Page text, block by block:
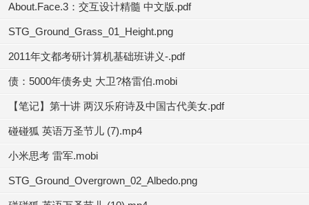
About.Face.3：交互设计精髓 中文版.pdf
STG_Ground_Grass_01_Height.png
2011年文都考研计算机基础班讲义-.pdf
债：5000年债务史 大卫?格雷伯.mobi
【笔记】第十讲 两汉乐府诗及中国古代美女.pdf
碰碰狐 英语万圣节儿 (7).mp4
小米思考 雷军.mobi
STG_Ground_Overgrown_02_Albedo.png